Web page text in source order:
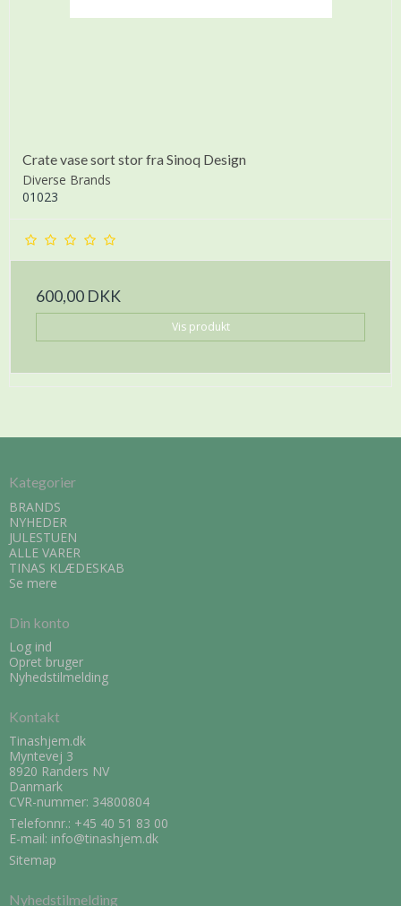
Crate vase sort stor fra Sinoq Design
Diverse Brands
01023
600,00 DKK
Vis produkt
Kategorier
BRANDS
NYHEDER
JULESTUEN
ALLE VARER
TINAS KLÆDESKAB
Se mere
Din konto
Log ind
Opret bruger
Nyhedstilmelding
Kontakt
Tinashjem.dk
Myntevej 3
8920 Randers NV
Danmark
CVR-nummer: 34800804
Telefonnr.: +45 40 51 83 00
E-mail: info@tinashjem.dk
Sitemap
Nyhedstilmelding